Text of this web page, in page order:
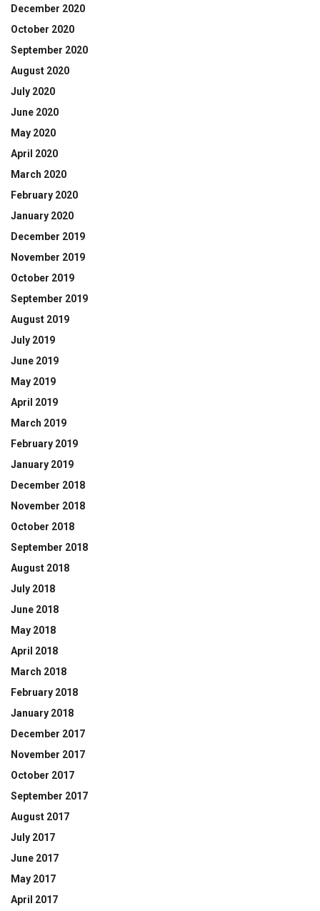
December 2020
October 2020
September 2020
August 2020
July 2020
June 2020
May 2020
April 2020
March 2020
February 2020
January 2020
December 2019
November 2019
October 2019
September 2019
August 2019
July 2019
June 2019
May 2019
April 2019
March 2019
February 2019
January 2019
December 2018
November 2018
October 2018
September 2018
August 2018
July 2018
June 2018
May 2018
April 2018
March 2018
February 2018
January 2018
December 2017
November 2017
October 2017
September 2017
August 2017
July 2017
June 2017
May 2017
April 2017